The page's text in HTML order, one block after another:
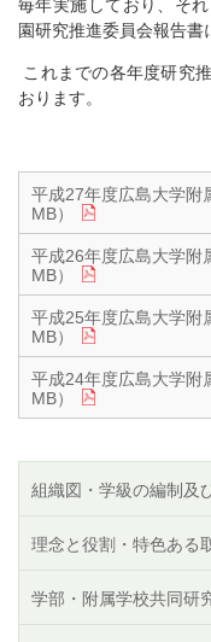
毎年実施しており、そ
園研究推進委員会報告書
これまでの各年度研究
おります。
平成27年度広島大学附
MB）
平成26年度広島大学附
MB）
平成25年度広島大学附
MB）
平成24年度広島大学附
MB）
組織図・学級の編制及
理念と役割・特色ある
学部・附属学校共同研